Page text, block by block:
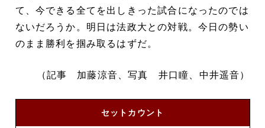
て、今できる全てを出しきった試合になったのでは
ないだろうか。明日は法政大との対戦。今日の勢い
のまま勝利を掴み取るはずだ。
（記事 加藤涼音、写真 井口瞳、中井遥音）
セットカウント